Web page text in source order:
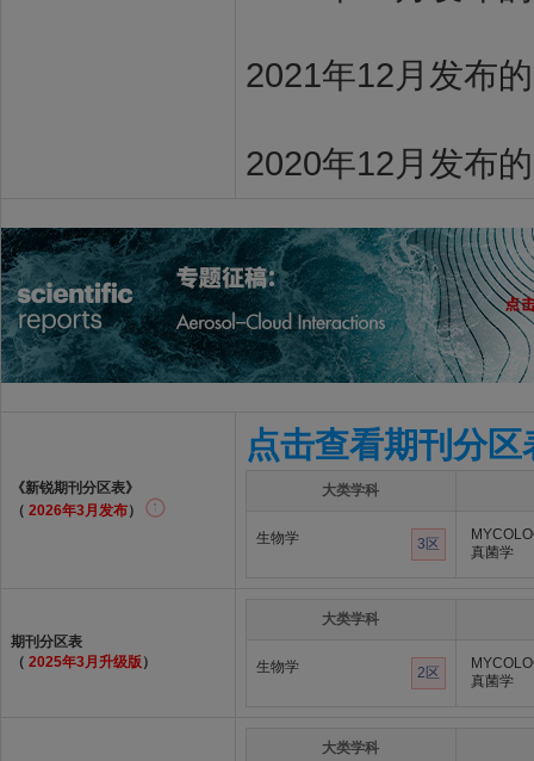
2021年12月发布
2020年12月发布
《新锐期刊分区表》
（ 2026年3月发布）
点击查看期刊分区
大类学科
生物学 3区
真菌学
期刊分区表
（ 2025年3月升级版 ）
大类学科
生物学 2区
真菌学
大类学科